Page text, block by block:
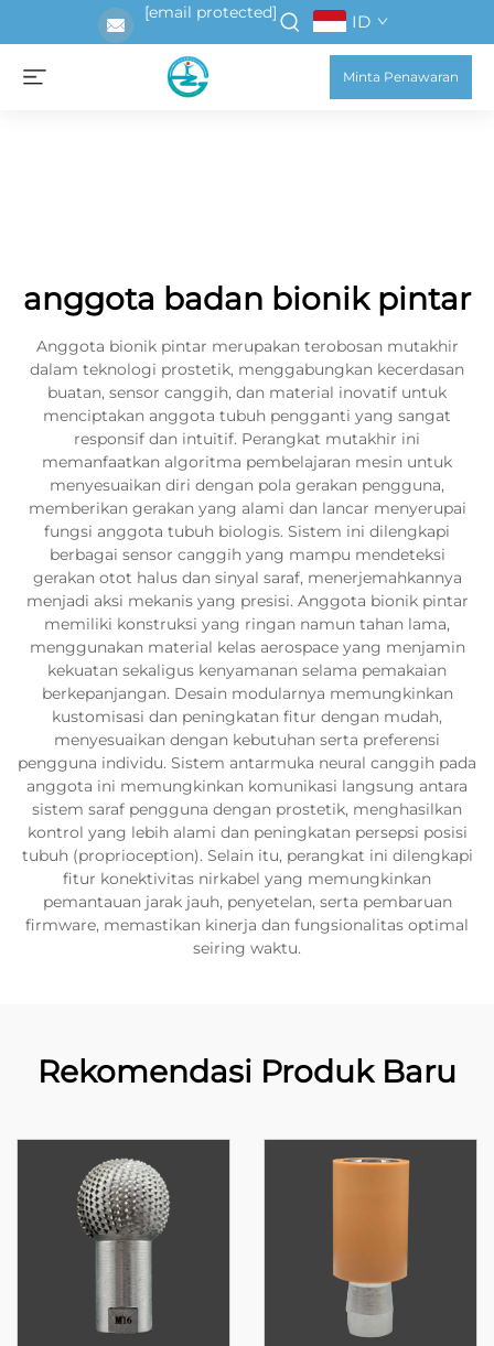
[email protected] ID
Minta Penawaran
anggota badan bionik pintar
Anggota bionik pintar merupakan terobosan mutakhir
dalam teknologi prostetik, menggabungkan kecerdasan
buatan, sensor canggih, dan material inovatif untuk
menciptakan anggota tubuh pengganti yang sangat
responsif dan intuitif. Perangkat mutakhir ini
memanfaatkan algoritma pembelajaran mesin untuk
menyesuaikan diri dengan pola gerakan pengguna,
memberikan gerakan yang alami dan lancar menyerupai
fungsi anggota tubuh biologis. Sistem ini dilengkapi
berbagai sensor canggih yang mampu mendeteksi
gerakan otot halus dan sinyal saraf, menerjemahkannya
menjadi aksi mekanis yang presisi. Anggota bionik pintar
memiliki konstruksi yang ringan namun tahan lama,
menggunakan material kelas aerospace yang menjamin
kekuatan sekaligus kenyamanan selama pemakaian
berkepanjangan. Desain modularnya memungkinkan
kustomisasi dan peningkatan fitur dengan mudah,
menyesuaikan dengan kebutuhan serta preferensi
pengguna individu. Sistem antarmuka neural canggih pada
anggota ini memungkinkan komunikasi langsung antara
sistem saraf pengguna dengan prostetik, menghasilkan
kontrol yang lebih alami dan peningkatan persepsi posisi
tubuh (proprioception). Selain itu, perangkat ini dilengkapi
fitur konektivitas nirkabel yang memungkinkan
pemantauan jarak jauh, penyetelan, serta pembaruan
firmware, memastikan kinerja dan fungsionalitas optimal
seiring waktu.
Rekomendasi Produk Baru